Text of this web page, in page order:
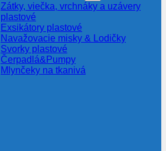
Zátky, viečka, vrchnáky a uzávery
plastové
Exsikátory plastové
Navažovacie misky & Lodičky
Svorky plastové
Čerpadlá&Pumpy
Mlynčeky na tkanivá